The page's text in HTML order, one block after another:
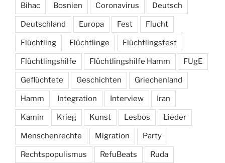
Bihac Bosnien Coronavirus Deutsch
Deutschland Europa Fest Flucht
Flüchtling Flüchtlinge Flüchtlingsfest
Flüchtlingshilfe Flüchtlingshilfe Hamm FUgE
Geflüchtete Geschichten Griechenland
Hamm Integration Interview Iran
Kamin Krieg Kunst Lesbos Lieder
Menschenrechte Migration Party
Rechtspopulismus RefuBeats Ruda